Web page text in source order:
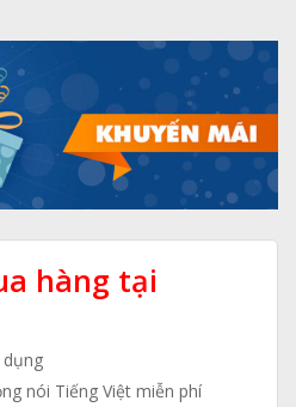
hàng tại
nói Tiếng Việt miễn phí